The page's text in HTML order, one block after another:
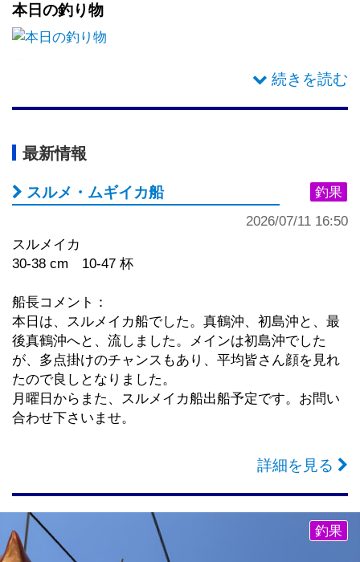
本日の釣り物
コマセ何でも五目船（午前船、午
ロカツオ船、モロコ船、お仲間募
集✨
コマセ何でも五目船
料金 コマセ１.５㎏ 付けエサ、１貫目氷付き １０.
レンタルロッド(電動リール＆ロッドキーパー＆ビシ付
き)２.０００円
追加コマセは船で販売していませんのでコマセ量が心
配な方はコマセは受け付けにて１.５㎏５００円で販売
していますので出船前に購入お願いいたします。
仕掛け、ビシはFL～Mサイズ８０号使用
ハリス３～４号、１～２本針、クッションゴム１～２
タナとりが命の釣りですので絶対に道糸でしっかりと
とってくださいほんとこれをみんなで揃えれないとま
るで話にならない釣り物ですのでうるさいくらい書き
ますがほんとタナとりは道糸でしっかりとるようお願
いいたします m(__)m
最新情報
釣果
スルメ・ムギイカ船
2026/07/11 16:50
スルメイカ
30-38 cm 10-47 杯
船長コメント：
本日は、スルメイカ船でした。真鶴沖、初島沖と、最
後真鶴沖へと、流しました。メインは初島沖でした
が、多点掛けのチャンスもあり、平均皆さん顔を見れ
たので良しとなりました。
月曜日からまた、スルメイカ船出船予定です。お問い
合わせ下さいませ。
詳細を見る
釣果